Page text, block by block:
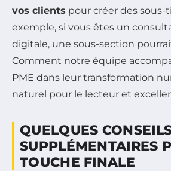
vos clients pour créer des sous-
exemple, si vous êtes un
digitale, une sous-section
Comment notre équipe
PME dans leur transformation
naturel pour le lecteur et
QUELQUES
SUPPLÉMENTAIRES
TOUCHE FINALE